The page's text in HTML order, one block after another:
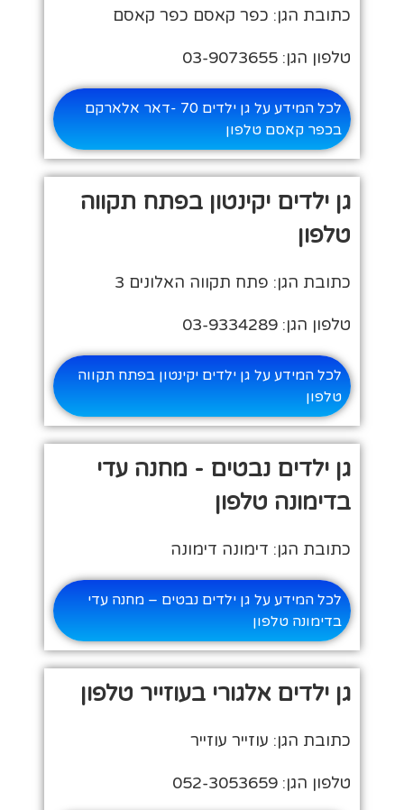
כתובת הגן: כפר קאסם כפר קאסם
טלפון הגן: 03-9073655
לכל המידע על גן ילדים 70 -דאר אלארקם
בכפר קאסם טלפון
גן ילדים יקינטון בפתח תקווה
טלפון
כתובת הגן: פתח תקווה האלונים 3
טלפון הגן: 03-9334289
לכל המידע על גן ילדים יקינטון בפתח תקווה
טלפון
גן ילדים נבטים - מחנה עדי
בדימונה טלפון
כתובת הגן: דימונה דימונה
לכל המידע על גן ילדים נבטים – מחנה עדי
בדימונה טלפון
גן ילדים אלגורי בעוזייר טלפון
כתובת הגן: עוזייר עוזייר
טלפון הגן: 052-3053659